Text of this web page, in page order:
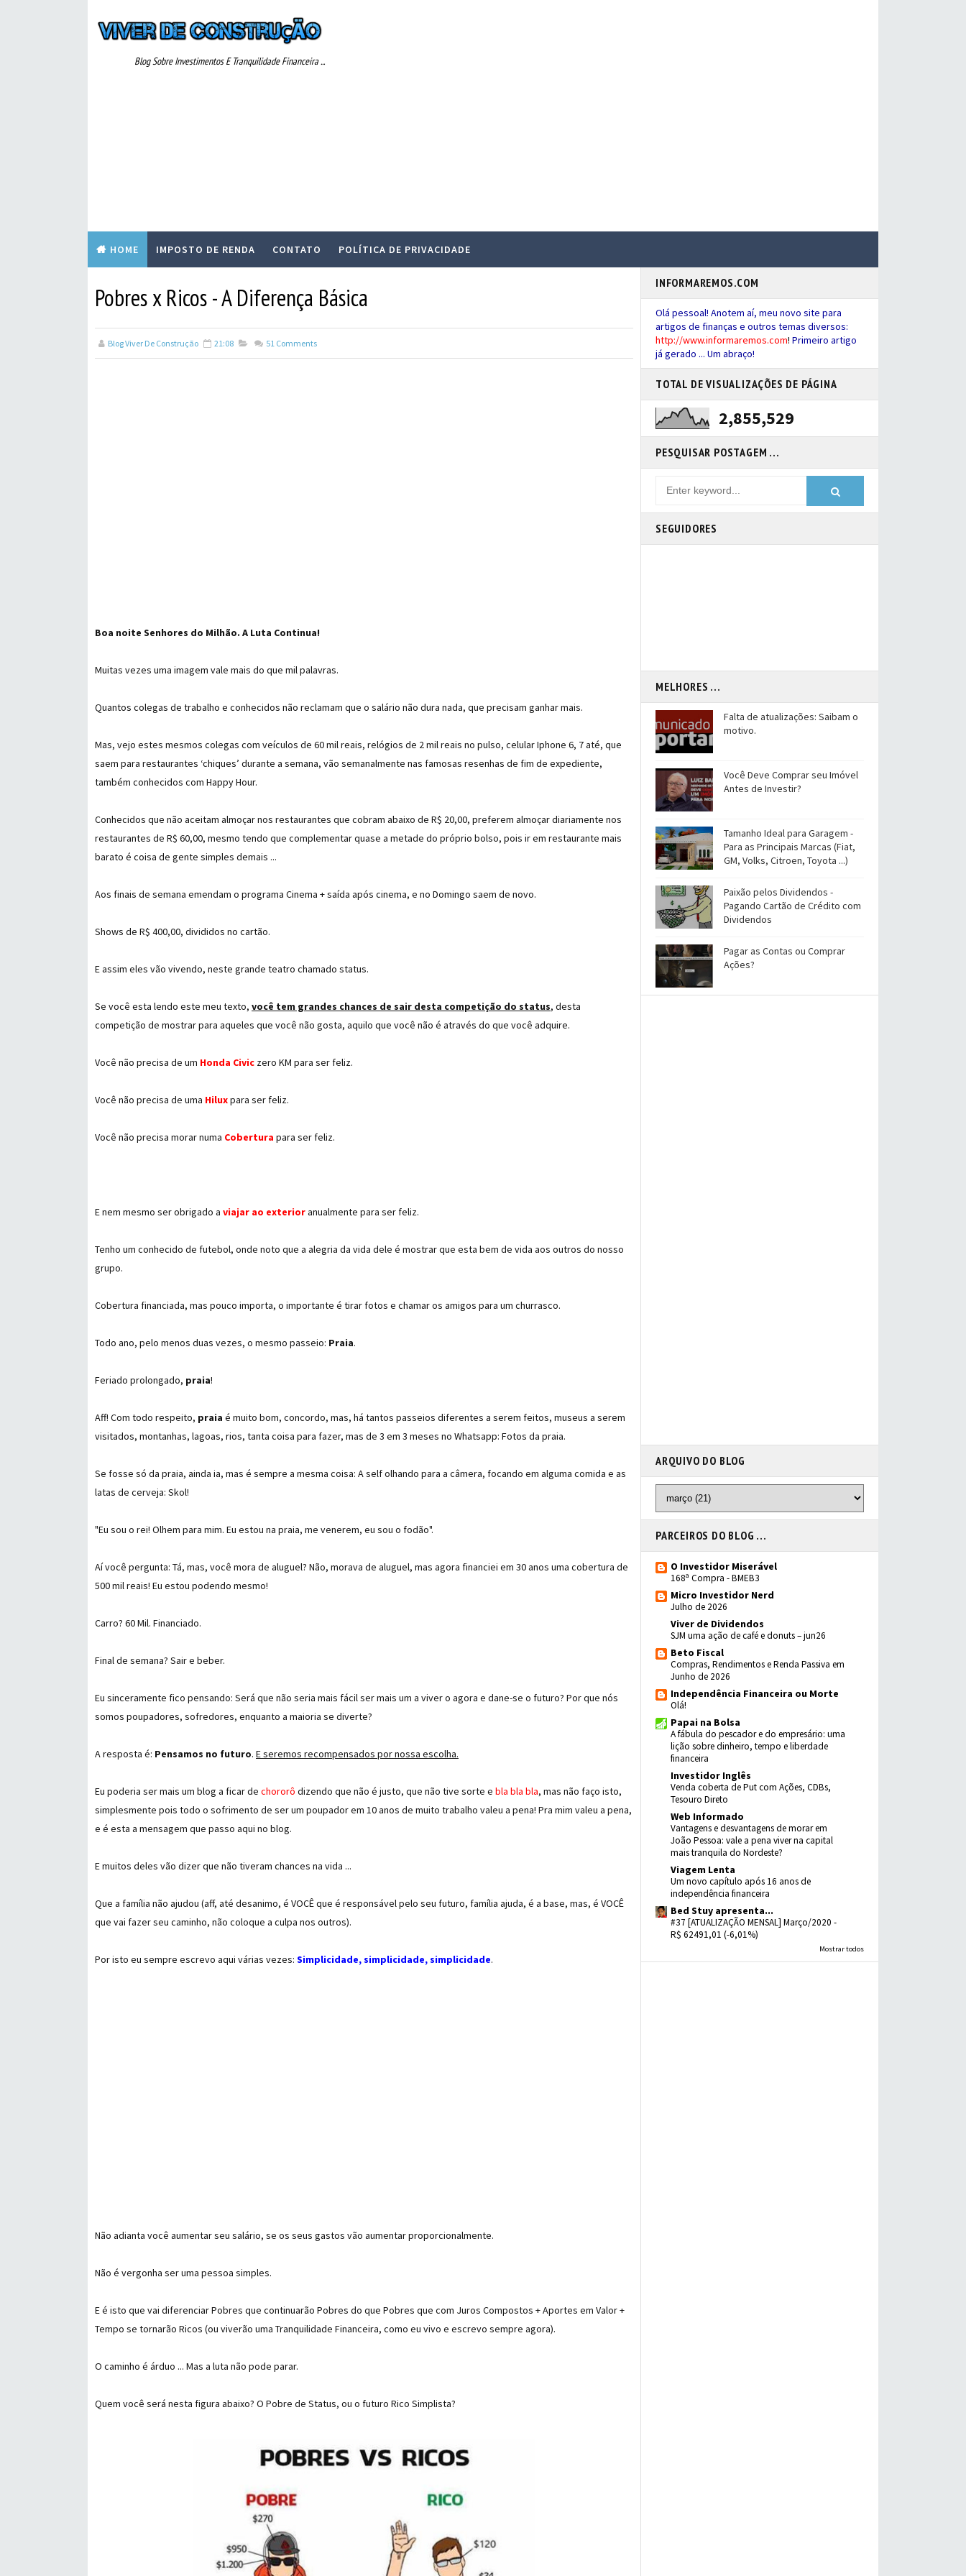
Blog Sobre Investimentos E Tranquilidade Financeira ...
HOME IMPOSTO DE RENDA CONTATO POLÍTICA DE PRIVACIDADE
Pobres x Ricos - A Diferença Básica
Blog Viver De Construção 21:08 51 Comments
Boa noite Senhores do Milhão. A Luta Continua!
Muitas vezes uma imagem vale mais do que mil palavras.
Quantos colegas de trabalho e conhecidos não reclamam que o salário não dura nada, que precisam ganhar mais.
Mas, vejo estes mesmos colegas com veículos de 60 mil reais, relógios de 2 mil reais no pulso, celular Iphone 6, 7 até, que
saem para restaurantes ‘chiques’ durante a semana, vão semanalmente nas famosas resenhas de fim de expediente,
também conhecidos com Happy Hour.
Conhecidos que não aceitam almoçar nos restaurantes que cobram abaixo de R$ 20,00, preferem almoçar diariamente nos
restaurantes de R$ 60,00, mesmo tendo que complementar quase a metade do próprio bolso, pois ir em restaurante mais
barato é coisa de gente simples demais ...
Aos finais de semana emendam o programa Cinema + saída após cinema, e no Domingo saem de novo.
Shows de R$ 400,00, divididos no cartão.
E assim eles vão vivendo, neste grande teatro chamado status.
Se você esta lendo este meu texto, você tem grandes chances de sair desta competição do status, desta
competição de mostrar para aqueles que você não gosta, aquilo que você não é através do que você adquire.
Você não precisa de um Honda Civic zero KM para ser feliz.
Você não precisa de uma Hiluxpara ser feliz.
Você não precisa morar numa Cobertura para ser feliz.
E nem mesmo ser obrigado a viajar ao exterioranualmente para ser feliz.
Tenho um conhecido de futebol, onde noto que a alegria da vida dele é mostrar que esta bem de vida aos outros do nosso
grupo.
Cobertura financiada, mas pouco importa, o importante é tirar fotos e chamar os amigos para um churrasco.
Todo ano, pelo menos duas vezes, o mesmo passeio: Praia.
Feriado prolongado, praia!
Aff! Com todo respeito, praia é muito bom, concordo, mas, há tantos passeios diferentes a serem feitos, museus a serem
visitados, montanhas, lagoas, rios, tanta coisa para fazer, mas de 3 em 3 meses no Whatsapp: Fotos da praia.
Se fosse só da praia, ainda ia, mas é sempre a mesma coisa: A self olhando para a câmera, focando em alguma comida e as
latas de cerveja: Skol!
"Eu sou o rei! Olhem para mim. Eu estou na praia, me venerem, eu sou o fodão".
Aí você pergunta: Tá, mas, você mora de aluguel? Não, morava de aluguel, mas agora financiei em 30 anos uma cobertura de
500 mil reais! Eu estou podendo mesmo!
Carro? 60 Mil. Financiado.
Final de semana? Sair e beber.
Eu sinceramente fico pensando: Será que não seria mais fácil ser mais um a viver o agora e dane-se o futuro? Por que nós
somos poupadores, sofredores, enquanto a maioria se diverte?
A resposta é: Pensamos no futuro. E seremos recompensados por nossa escolha.
Eu poderia ser mais um blog a ficar de chororô dizendo que não é justo, que não tive sorte e bla bla bla, mas não faço isto,
simplesmente pois todo o sofrimento de ser um poupador em 10 anos de muito trabalho valeu a pena! Pra mim valeu a pena,
e é esta a mensagem que passo aqui no blog.
E muitos deles vão dizer que não tiveram chances na vida ...
Que a família não ajudou (aff, até desanimo, é VOCÊ que é responsável pelo seu futuro, família ajuda, é a base, mas, é VOCÊ
que vai fazer seu caminho, não coloque a culpa nos outros).
Por isto eu sempre escrevo aqui várias vezes: Simplicidade, simplicidade, simplicidade.
Não adianta você aumentar seu salário, se os seus gastos vão aumentar proporcionalmente.
Não é vergonha ser uma pessoa simples.
E é isto que vai diferenciar Pobres que continuarão Pobres do que Pobres que com Juros Compostos + Aportes em Valor +
Tempo se tornarão Ricos (ou viverão uma Tranquilidade Financeira, como eu vivo e escrevo sempre agora).
O caminho é árduo ... Mas a luta não pode parar.
Quem você será nesta figura abaixo? O Pobre de Status, ou o futuro Rico Simplista?
INFORMAREMOS.COM
Olá pessoal! Anotem aí, meu novo site para
artigos de finanças e outros temas diversos:
http://www.informaremos.com! Primeiro artigo
já gerado ... Um abraço!
TOTAL DE VISUALIZAÇÕES DE PÁGINA
2,855,529
PESQUISAR POSTAGEM ...
SEGUIDORES
MELHORES ...
Falta de atualizações: Saibam o
motivo.
Você Deve Comprar seu Imóvel
Antes de Investir?
Tamanho Ideal para Garagem -
Para as Principais Marcas (Fiat,
GM, Volks, Citroen, Toyota ...)
Paixão pelos Dividendos -
Pagando Cartão de Crédito com
Dividendos
Pagar as Contas ou Comprar
Ações?
ARQUIVO DO BLOG
PARCEIROS DO BLOG ...
O Investidor Miserável
168ª Compra - BMEB3
Micro Investidor Nerd
Julho de 2026
Viver de Dividendos
SJM uma ação de café e donuts – jun26
Beto Fiscal
Compras, Rendimentos e Renda Passiva em
Junho de 2026
Independência Financeira ou Morte
Olá!
Papai na Bolsa
A fábula do pescador e do empresário: uma
lição sobre dinheiro, tempo e liberdade
financeira
Investidor Inglês
Venda coberta de Put com Ações, CDBs,
Tesouro Direto
Web Informado
Vantagens e desvantagens de morar em
João Pessoa: vale a pena viver na capital
mais tranquila do Nordeste?
Viagem Lenta
Um novo capítulo após 16 anos de
independência financeira
Bed Stuy apresenta...
#37 [ATUALIZAÇÃO MENSAL] Março/2020 -
R$ 62491,01 (-6,01%)
Mostrar todos